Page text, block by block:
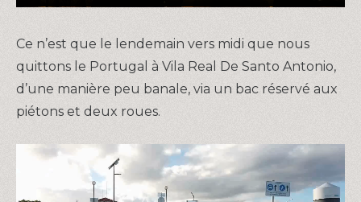
Ce n’est que le lendemain vers midi que nous
quittons le Portugal à Vila Real De Santo Antonio,
d’une manière peu banale, via un bac réservé aux
piétons et deux roues.